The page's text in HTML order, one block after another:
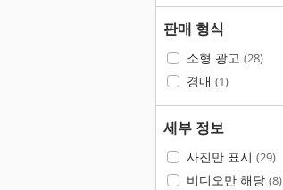
판매 형식
소형 광고 (28)
경매 (1)
세부 정보
사진만 표시 (29)
비디오만 해당 (8)